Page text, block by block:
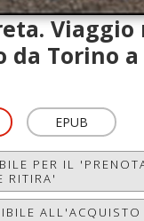
Viaggio
da Torino
EPUB
PER IL
RITIRA'
ALL'ACQUISTO